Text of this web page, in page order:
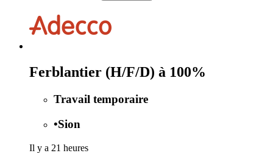
Ferblantier (H/F/D) à 100%
Travail temporaire
•Sion
Il y a 21 heures